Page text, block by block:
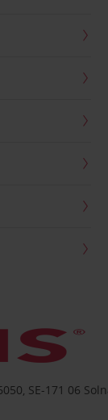
SE-171 06